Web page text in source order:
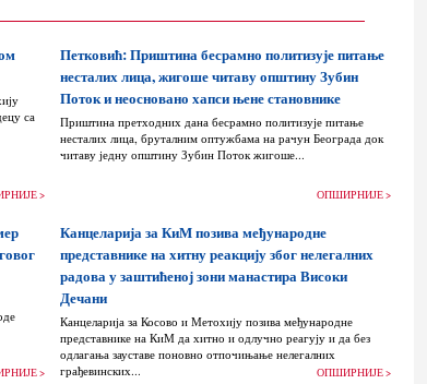
са
>
Петковић: Приштина бесрамно политизује питање
несталих лица, жигоше читаву општину Зубин
Поток и неосновано хапси њене становнике
Приштина претходних дана бесрамно политизује питање
несталих лица, бруталним оптужбама на рачун Београда док
читаву једну општину Зубин Поток жигоше...
ОПШИРНИЈЕ >
>
Канцеларија за КиМ позива међународне
представнике на хитну реакцију због нелегалних
радова у заштићеној зони манастира Високи
Дечани
Канцеларија за Косово и Метохију позива међународне
представнике на КиМ да хитно и одлучно реагују и да без
одлагања зауставе поновно отпочињање нелегалних
грађевинских...
ОПШИРНИЈЕ >